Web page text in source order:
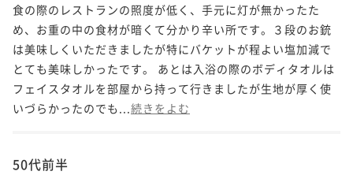
食の際のレストランの照度が低く、手元に灯が無かったた
め、お重の中の食材が暗くて分かり辛い所です。３段のお銃
は美味しくいただきましたが特にバケットが程よい塩加減で
とても美味しかったです。 あとは入浴の際のボディタオルは
フェイスタオルを部屋から持って行きましたが生地が厚く使
いづらかったのでも... 続きをよむ
50代前半